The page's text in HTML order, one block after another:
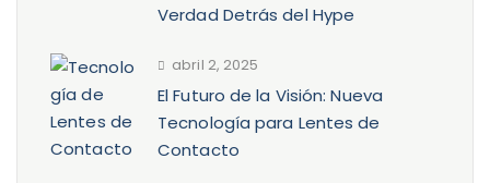
Verdad Detrás del Hype
abril 2, 2025
El Futuro de la Visión: Nueva
Tecnología para Lentes de
Contacto